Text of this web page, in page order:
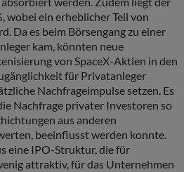
wobei ein erheblicher Teil von
Da es beim Börsengang zu einer
kam, könnten neue
von SpaceX-Aktien in den
für Privatanleger
Nachfrageimpulse setzen. Es
Nachfrage privater Investoren so
aus anderen
beeinflusst werden konnte.
eine IPO-Struktur, die für
attraktiv, für das Unternehmen